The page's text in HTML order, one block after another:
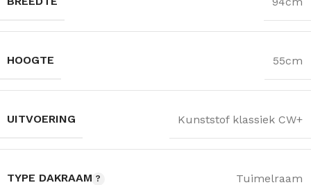
HOOGTE 55cm
UITVOERING Kunststof klassiek CW+
TYPE DAKRAAM Tuimelraam